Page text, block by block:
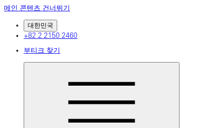
메인 콘텐츠 건너뛰기
대한민국
+82 2 2150 2460
부티크 찾기